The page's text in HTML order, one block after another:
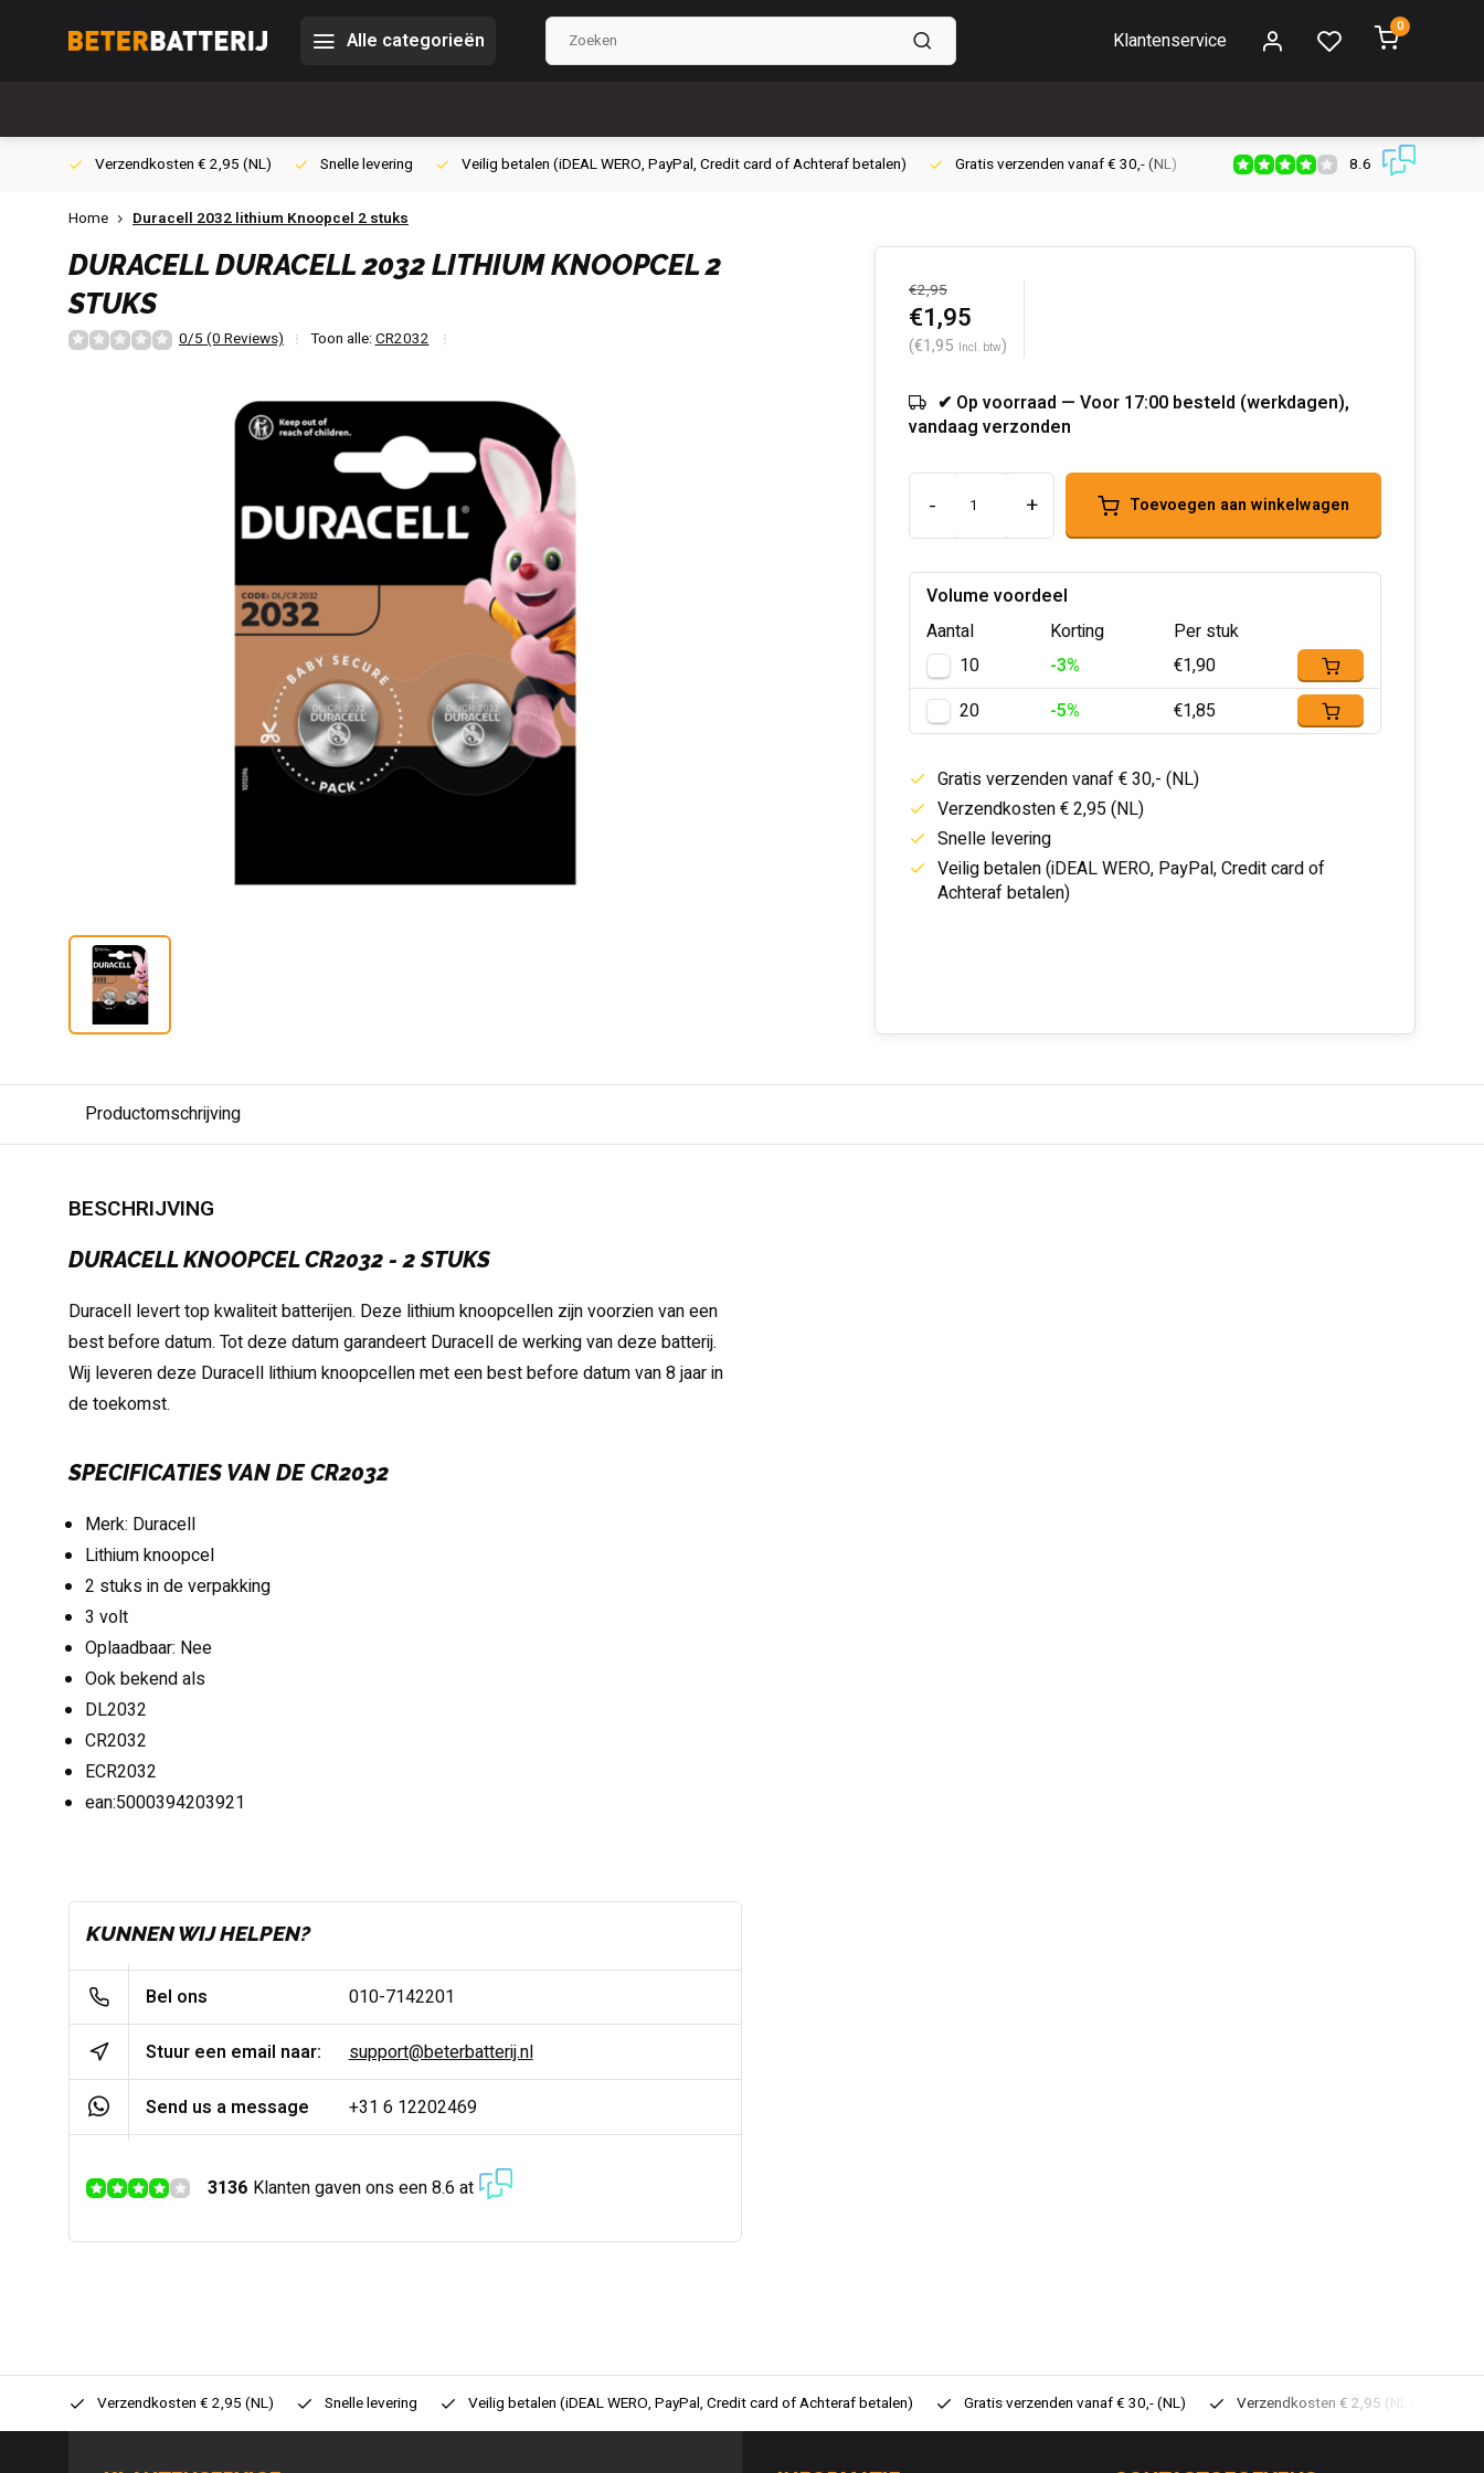
Alle categorieën Klantenservice
0
Verzendkosten € 2,95 (NL) Snelle levering Veilig betalen (iDEAL WERO, PayPal, Credit card of Achteraf betalen) Gratis verzenden vanaf € 30,- (NL) Verzendkosten € 2,95 (NL)
8.6
Home Duracell 2032 lithium Knoopcel 2 stuks
DURACELLDURACELL 2032 LITHIUM KNOOPCEL 2
STUKS
0/5 (0 Reviews) Toon alle:CR2032
€2,95
€1,95
(€1,95 Incl. btw)
✔ Op voorraad — Voor 17:00 besteld (werkdagen),
vandaag verzonden
- + Toevoegen aan winkelwagen
Volume voordeel
Aantal
Korting
Per stuk
10
-3%
€1,90
20
-5% €1,85
Gratis verzenden vanaf € 30,- (NL)
Verzendkosten € 2,95 (NL)
Snelle levering
Veilig betalen (iDEAL WERO, PayPal, Credit card of
Achteraf betalen)
Productomschrijving
BESCHRIJVING
DURACELL KNOOPCEL CR2032 - 2 STUKS
Duracell levert top kwaliteit batterijen. Deze lithium knoopcellen zijn voorzien van een
best before datum. Tot deze datum garandeert Duracell de werking van deze batterij.
Wij leveren deze Duracell lithium knoopcellen met een best before datum van 8 jaar in
de toekomst.
SPECIFICATIES VAN DE CR2032
Merk: Duracell
Lithium knoopcel
2 stuks in de verpakking
3 volt
Oplaadbaar: Nee
Ook bekend als
DL2032
CR2032
ECR2032
ean:5000394203921
KUNNEN WIJ HELPEN?
Bel ons 010-7142201
Stuur een email naar: support@beterbatterij.nl
Send us a message +31 6 12202469
3136 Klanten gaven ons een 8.6 at
Verzendkosten € 2,95 (NL) Snelle levering Veilig betalen (iDEAL WERO, PayPal, Credit card of Achteraf betalen) Gratis verzenden vanaf € 30,- (NL) Verzendkosten € 2,95 (NL)